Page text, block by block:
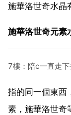
施華洛世奇水晶
施華洛世奇元素
7樓：陪c一直走下
指的同一個東西
素，施華洛世奇